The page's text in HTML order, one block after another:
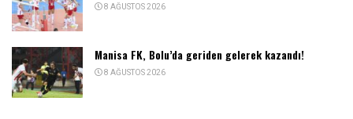
8 AĞUSTOS 2026
Manisa FK, Bolu’da geriden gelerek kazandı!
8 AĞUSTOS 2026